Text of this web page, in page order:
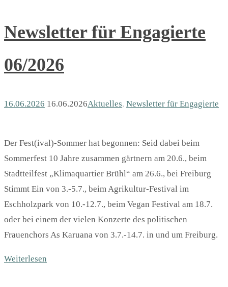
Newsletter für Engagierte
06/2026
16.06.2026 16.06.2026Aktuelles, Newsletter für Engagierte
Der Fest(ival)-Sommer hat begonnen: Seid dabei beim
Sommerfest 10 Jahre zusammen gärtnern am 20.6., beim
Stadtteilfest „Klimaquartier Brühl“ am 26.6., bei Freiburg
Stimmt Ein von 3.-5.7., beim Agrikultur-Festival im
Eschholzpark von 10.-12.7., beim Vegan Festival am 18.7.
oder bei einem der vielen Konzerte des politischen
Frauenchors As Karuana von 3.7.-14.7. in und um Freiburg.
Weiterlesen